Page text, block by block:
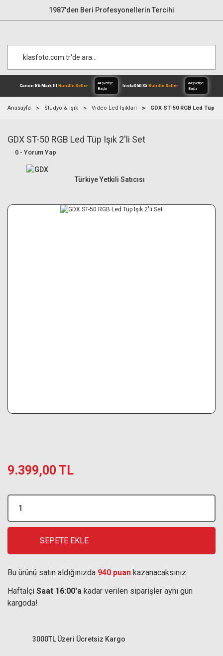
1987'den Beri Profesyonellerin Tercihi
Canon R6 Mark IIIBundle Setler
Anasayfa Stüdyo & Işık Video Led Işıkları GDX ST-50 RGB Led Tüp
GDX ST-50 RGB Led Tüp Işık 2'li Set
0 - Yorum Yap
Türkiye Yetkili Satıcısı
9.399,00 TL
SEPETE EKLE
Bu ürünü satın aldığınızda 940 puan kazanacaksınız.
Haftaİçi Saat 16:00'a kadar verilen siparişler aynı gün
kargoda!
3000TL Üzeri Ücretsiz Kargo